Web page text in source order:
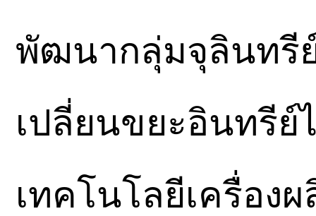
พัฒนากลุ่มจุลินทรี
เปลี่ยนขยะอินทรี
เทคโนโลยีเครื่อง